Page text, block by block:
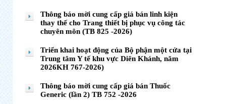
Thông báo mời cung cấp giá bán linh kiện
thay thế cho Trang thiết bị phục vụ công tác
chuyên môn (TB 825 -2026)
Triển khai hoạt động của Bộ phận một cửa tại
Trung tâm Y tế khu vực Diên Khánh, năm
2026KH 767-2026)
Thông báo mời cung cấp giá bán Thuốc
Generic (lần 2) TB 752 -2026